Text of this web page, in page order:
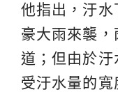
他指出，汙水
豪大雨來襲
道；但由於汙
受汙水量的